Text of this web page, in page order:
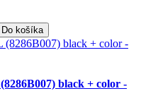
Do košíka
black + color -